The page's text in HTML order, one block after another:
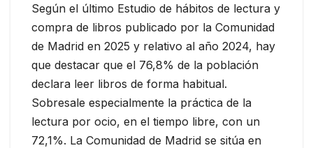
Según el último Estudio de hábitos de lectura y
compra de libros publicado por la Comunidad
de Madrid en 2025 y relativo al año 2024, hay
que destacar que el 76,8% de la población
declara leer libros de forma habitual.
Sobresale especialmente la práctica de la
lectura por ocio, en el tiempo libre, con un
72,1%. La Comunidad de Madrid se sitúa en